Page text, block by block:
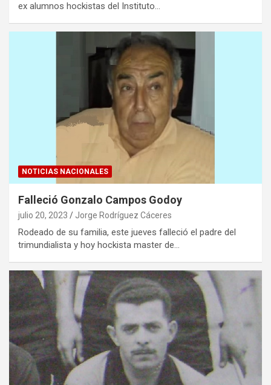
ex alumnos hockistas del Instituto…
NOTICIAS NACIONALES
Falleció Gonzalo Campos Godoy
julio 20, 2023 Jorge Rodríguez Cáceres
Rodeado de su familia, este jueves falleció el padre del
trimundialista y hoy hockista master de…